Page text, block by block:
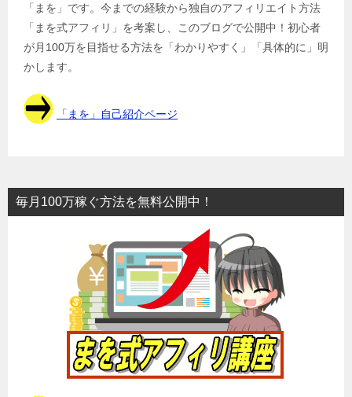
「まを」です。今までの経験から独自のアフィリエイト方法
「まを式アフィリ」を考案し、このブログで公開中！初心者
が月100万を目指せる方法を「わかりやすく」「具体的に」明
かします。
「まを」自己紹介ページ
毎月100万稼ぐ方法を無料公開中！